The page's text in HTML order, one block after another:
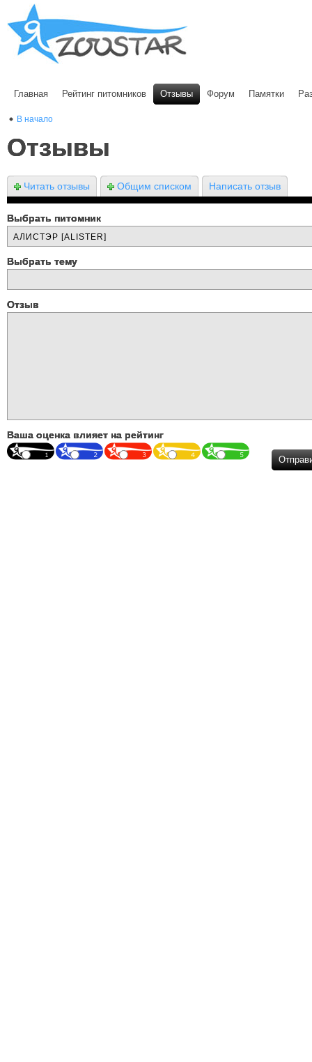
Главная Рейтинг питомников Отзывы Форум Памятки
В начало
Отзывы
Читать отзывы Общим списком Написать отзыв
Выбрать питомник
Выбрать тему
Отзыв
Ваша оценка влияет на рейтинг